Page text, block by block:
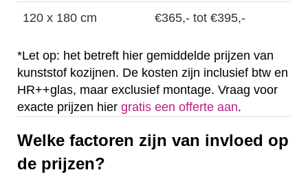
120 x 180 cm €365,- tot €395,-
*Let op: het betreft hier gemiddelde prijzen van
kunststof kozijnen. De kosten zijn inclusief btw en
HR++glas, maar exclusief montage. Vraag voor
exacte prijzen hier gratis een offerte aan.
Welke factoren zijn van invloed op
de prijzen?